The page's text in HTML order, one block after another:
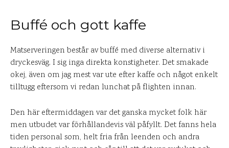
Buffé och gott kaffe
Matserveringen består av buffé med diverse alternativ i
dryckesväg. I sig inga direkta konstigheter. Det smakade
okej, även om jag mest var ute efter kaffe och något enkelt
tilltugg eftersom vi redan lunchat på flighten innan.
Den här eftermiddagen var det ganska mycket folk här
men utbudet var förhållandevis väl påfyllt. Det fanns hela
tiden personal som, helt fria från leenden och andra